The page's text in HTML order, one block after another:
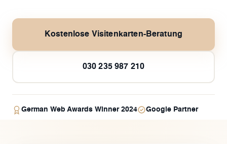
Kostenlose Visitenkarten-Beratung
030 235 987 210
German Web Awards Winner 2024 Google Partner